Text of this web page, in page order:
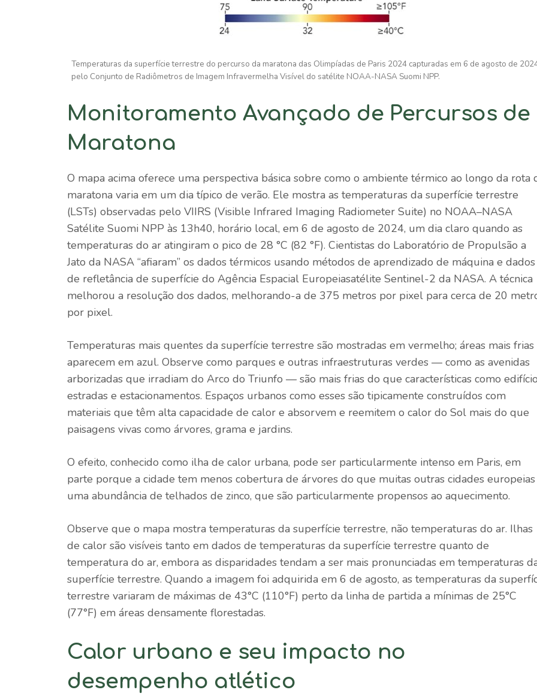
Temperaturas da superfície terrestre do percurso da maratona das Olimpíadas de Paris 2024 capturadas em 6 de agosto de
pelo Conjunto de Radiômetros de Imagem Infravermelha Visível do satélite NOAA-NASA Suomi NPP.
Monitoramento Avançado de Percursos de
Maratona
O mapa acima oferece uma perspectiva básica sobre como o ambiente térmico ao longo da rota
maratona varia em um dia típico de verão. Ele mostra as temperaturas da superfície terrestre
(LSTs) observadas pelo VIIRS (Visible Infrared Imaging Radiometer Suite) no NOAA–NASA
Satélite Suomi NPP às 13h40, horário local, em 6 de agosto de 2024, um dia claro quando as
temperaturas do ar atingiram o pico de 28 °C (82 °F). Cientistas do Laboratório de Propulsão a
Jato da NASA “afiaram” os dados térmicos usando métodos de aprendizado de máquina e dados
de refletância de superfície do Agência Espacial Europeiasatélite Sentinel-2 da NASA. A técnica
melhorou a resolução dos dados, melhorando-a de 375 metros por pixel para cerca de 20
por pixel.
Temperaturas mais quentes da superfície terrestre são mostradas em vermelho; áreas mais frias
aparecem em azul. Observe como parques e outras infraestruturas verdes — como as avenidas
arborizadas que irradiam do Arco do Triunfo — são mais frias do que características como
estradas e estacionamentos. Espaços urbanos como esses são tipicamente construídos com
materiais que têm alta capacidade de calor e absorvem e reemitem o calor do Sol mais do que
paisagens vivas como árvores, grama e jardins.
O efeito, conhecido como ilha de calor urbana, pode ser particularmente intenso em Paris, em
parte porque a cidade tem menos cobertura de árvores do que muitas outras cidades
uma abundância de telhados de zinco, que são particularmente propensos ao aquecimento.
Observe que o mapa mostra temperaturas da superfície terrestre, não temperaturas do ar. Ilhas
de calor são visíveis tanto em dados de temperaturas da superfície terrestre quanto de
temperatura do ar, embora as disparidades tendam a ser mais pronunciadas em temperaturas
superfície terrestre. Quando a imagem foi adquirida em 6 de agosto, as temperaturas da
terrestre variaram de máximas de 43°C (110°F) perto da linha de partida a mínimas de 25°C
(77°F) em áreas densamente florestadas.
Calor urbano e seu impacto no
desempenho atlético